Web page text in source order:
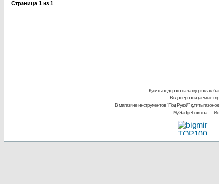
Страница 1 из 1
Купить недорого палатку, рюкзак,
Водонерпоницаемые
В магазине инструментов "Под Рукой"купить
MyGadget.com.ua—